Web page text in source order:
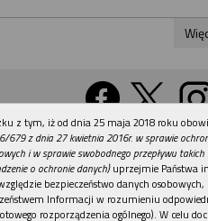
Wersja
Działy Tematy Kontakt
z tym, iż od dnia 25 maja 2018 roku
679 z dnia 27 kwietnia 2016r. w sprawie
i w sprawie swobodnego przepływu takich
o ochronie danych)uprzejmie Państwa
bezpieczeństwo danych
Informacji w rozumieniu
rozporządzenia ogólnego). W celu